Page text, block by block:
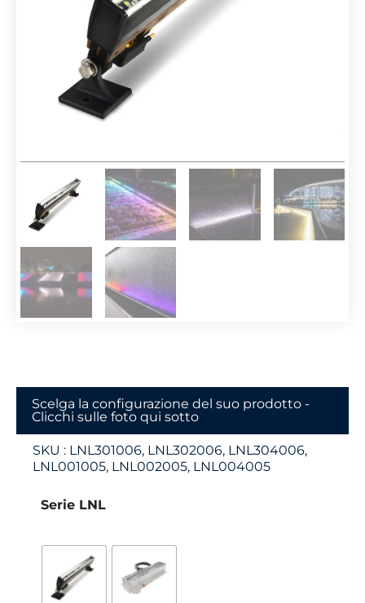
Scelga la configurazione del suo prodotto -
Clicchi sulle foto qui sotto
SKU : LNL301006, LNL302006, LNL304006,
LNL001005, LNL002005, LNL004005
Serie LNL